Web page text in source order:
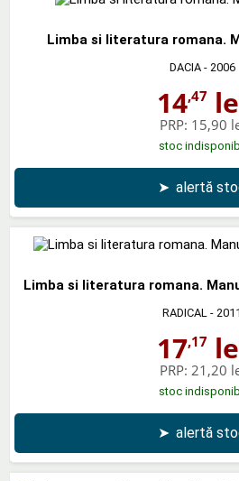
Limba si literatura romana.
DACIA- 2006
14,47
PRP: 15,90
stoc
➤ alertă
Limba si literatura romana.
RADICAL - 2011
17,17
PRP: 21,20
stoc
➤ alertă